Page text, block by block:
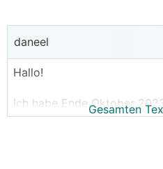
daneel
Hallo!
Ich habe Ende Oktober
beim Land Kärnten
Gesamten